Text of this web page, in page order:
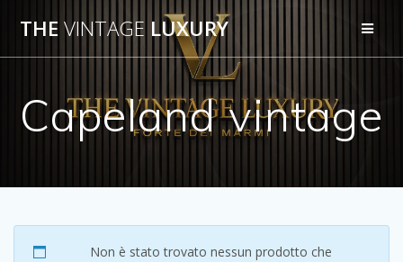
Salta
al
contenuto
THE VINTAGE LUXURY
Capeland vintage
Non è stato trovato nessun prodotto che